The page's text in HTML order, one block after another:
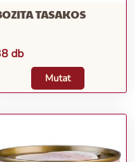
TASAKOS
db
Mutat